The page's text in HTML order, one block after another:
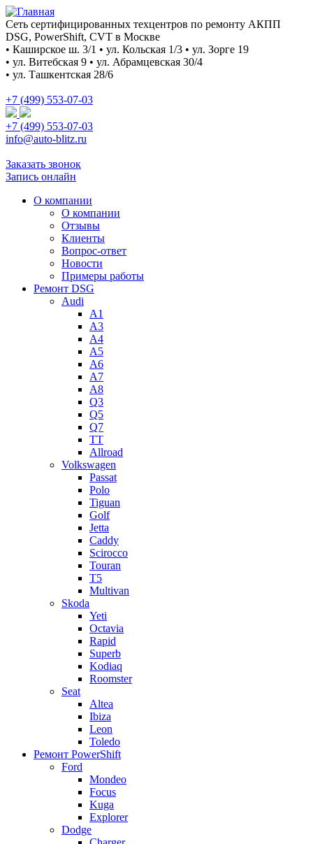
Сеть сертифицированных техцентров по ремонту АКПП
DSG, PowerShift, CVT в Москве
• Каширское ш. 3/1 • ул. Кольская 1/3 • ул. Зорге 19
• ул. Витебская 9 • ул. Абрамцевская 30/4
• ул. Ташкентская 28/6
+7 (499) 553-07-03
+7 (499) 553-07-03
info@auto-blitz.ru
Заказать звонок
Запись онлайн
О компании
О компании
Отзывы
Клиенты
Вопрос-ответ
Новости
Примеры работы
Ремонт DSG
Audi
A1
A3
A4
A5
А6
A7
A8
Q3
Q5
Q7
TT
Allroad
Volkswagen
Passat
Polo
Tiguan
Golf
Jetta
Caddy
Scirocco
Touran
T5
Multivan
Skoda
Yeti
Octavia
Rapid
Superb
Kodiaq
Roomster
Seat
Altea
Ibiza
Leon
Toledo
Ремонт PowerShift
Ford
Mondeo
Focus
Kuga
Explorer
Dodge